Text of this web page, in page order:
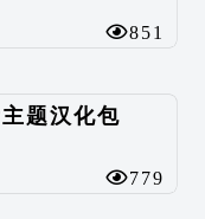
851
题汉化包
779